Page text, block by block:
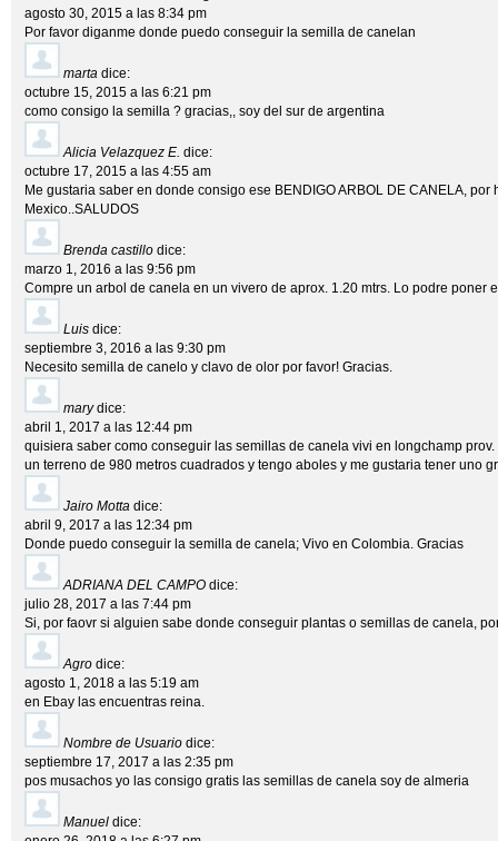
agosto 30, 2015 a las 8:34 pm
Por favor diganme donde puedo conseguir la semilla de canelan
marta dice:
octubre 15, 2015 a las 6:21 pm
como consigo la semilla ? gracias,, soy del sur de argentina
Alicia Velazquez E. dice:
octubre 17, 2015 a las 4:55 am
Me gustaria saber en donde consigo ese BENDIGO ARBOL DE CANELA, por
Mexico..SALUDOS
Brenda castillo dice:
marzo 1, 2016 a las 9:56 pm
Compre un arbol de canela en un vivero de aprox. 1.20 mtrs. Lo podre poner
Luis dice:
septiembre 3, 2016 a las 9:30 pm
Necesito semilla de canelo y clavo de olor por favor! Gracias.
mary dice:
abril 1, 2017 a las 12:44 pm
quisiera saber como conseguir las semillas de canela vivi en longchamp
un terreno de 980 metros cuadrados y tengo aboles y me gustaria tener uno
Jairo Motta dice:
abril 9, 2017 a las 12:34 pm
Donde puedo conseguir la semilla de canela; Vivo en Colombia. Gracias
ADRIANA DEL CAMPO dice:
julio 28, 2017 a las 7:44 pm
Si, por faovr si alguien sabe donde conseguir plantas o semillas de canela,
Agro dice:
agosto 1, 2018 a las 5:19 am
en Ebay las encuentras reina.
Nombre de Usuario dice:
septiembre 17, 2017 a las 2:35 pm
pos musachos yo las consigo gratis las semillas de canela soy de almeria
Manuel dice: